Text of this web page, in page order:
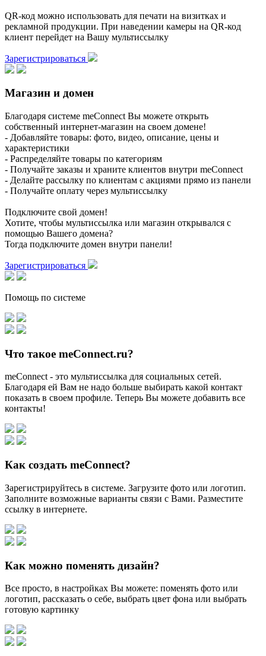
QR-код можно использовать для печати на визитках и
рекламной продукции. При наведении камеры на QR-код
клиент перейдет на Вашу мультиссылку
Зарегистрироваться
Магазин и домен
Благодаря системе meConnect Вы можете открыть
собственный интернет-магазин на своем домене!
- Добавляйте товары: фото, видео, описание, цены и
характеристики
- Распределяйте товары по категориям
- Получайте заказы и храните клиентов внутри meConnect
- Делайте рассылку по клиентам с акциями прямо из панели
- Получайте оплату через мультиссылку
Подключите свой домен!
Хотите, чтобы мультиссылка или магазин открывался с
помощью Вашего домена?
Тогда подключите домен внутри панели!
Зарегистрироваться
Помощь по системе
Что такое meConnect.ru?
meConnect - это мультиссылка для социальных сетей.
Благодаря ей Вам не надо больше выбирать какой контакт
показать в своем профиле. Теперь Вы можете добавить все
контакты!
Как создать meConnect?
Зарегистрируйтесь в системе. Загрузите фото или логотип.
Заполните возможные варианты связи с Вами. Разместите
ссылку в интернете.
Как можно поменять дизайн?
Все просто, в настройках Вы можете: поменять фото или
логотип, рассказать о себе, выбрать цвет фона или выбрать
готовую картинку